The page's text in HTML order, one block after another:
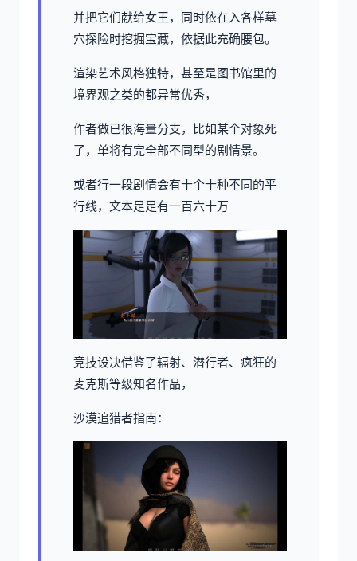
并把它们献给女王，同时依在入各样墓
穴探险时挖掘宝藏，依据此充确腰包。
渲染艺术风格独特，甚至是图书馆里的
境界观之类的都异常优秀，
作者做已很海量分支，比如某个对象死
了，单将有完全部不同型的剧情景。
或者行一段剧情会有十个十种不同的平
行线，文本足足有一百六十万
竞技设决借鉴了辐射、潜行者、疯狂的
麦克斯等级知名作品，
沙漠追猎者指南：